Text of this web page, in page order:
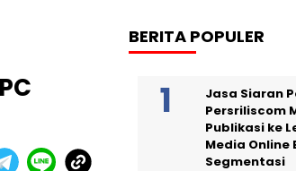
BERITA POPULER
Jasa Siaran
Persriliscom
Publikasi ke
Media Online
Segmentasi